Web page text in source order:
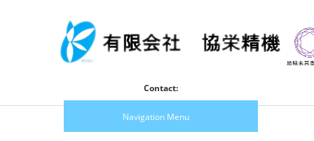
Contact:
Navigation Menu